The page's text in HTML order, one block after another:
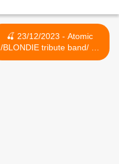
🍒 23/12/2023 - Atomic
/BLONDIE tribute band/ @
Rock Classic - 55, rue